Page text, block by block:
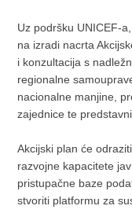
Uz podršku UNICEF-
na izradi nacrta
i konzultacija s
regionalne
nacionalne manjine,
zajednice te
Akcijski plan će
razvojne kapacitete
pristupačne baze
stvoriti platformu za